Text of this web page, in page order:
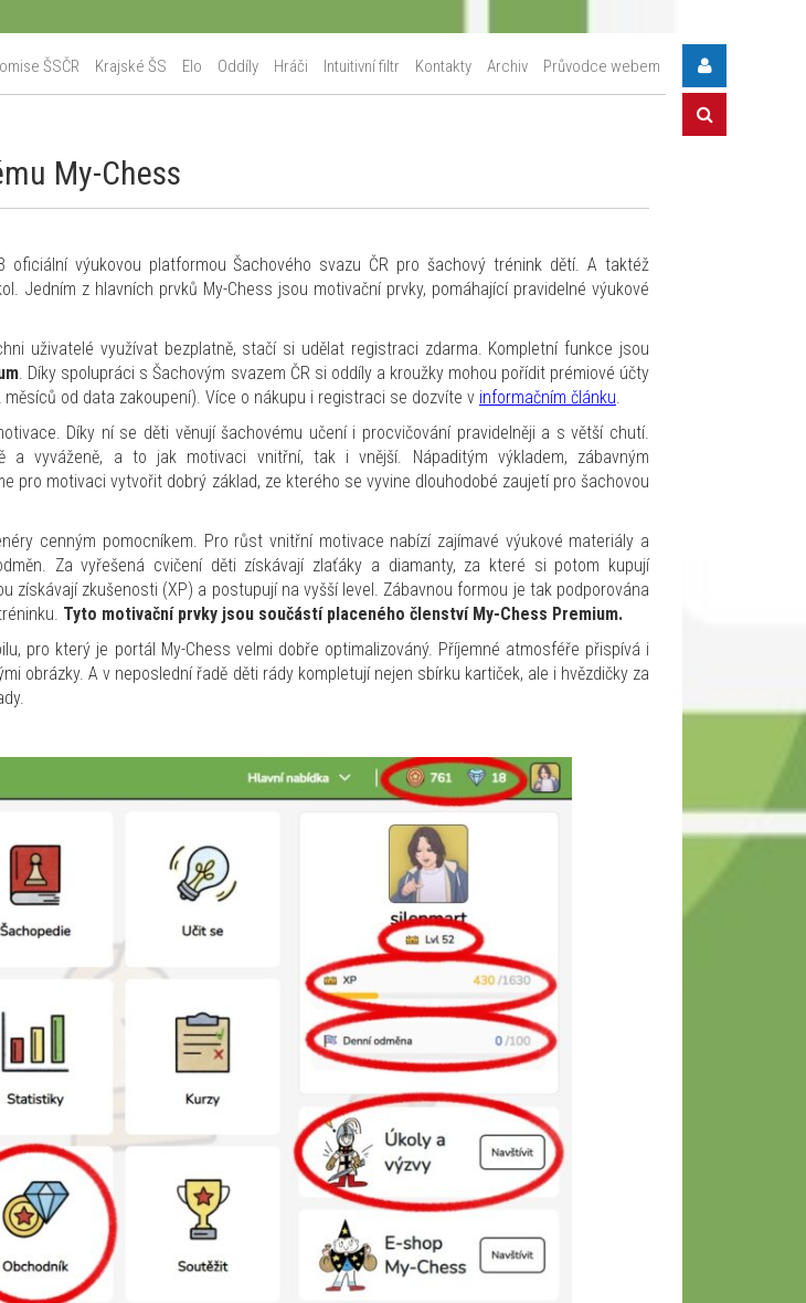
ŠSČR Krajské ŠS Elo Oddíly Hráči Intuitivní filtr Kontakty Archiv Průvodce webem
My-Chess
oficiální výukovou platformou Šachového svazu ČR pro šachový trénink dětí. A taktéž
Jedním z hlavních prvků My-Chess jsou motivační prvky, pomáhající pravidelné výukové
uživatelé využívat bezplatně, stačí si udělat registraci zdarma. Kompletní funkce jsou
. Díky spolupráci s Šachovým svazem ČR si oddíly a kroužky mohou pořídit prémiové účty
od data zakoupení). Více o nákupu i registraci se dozvíte v informačním článku.
Díky ní se děti věnují šachovému učení i procvičování pravidelněji a s větší chutí.
a vyváženě, a to jak motivaci vnitřní, tak i vnější. Nápaditým výkladem, zábavným
pro motivaci vytvořit dobrý základ, ze kterého se vyvine dlouhodobé zaujetí pro šachovou
cenným pomocníkem. Pro růst vnitřní motivace nabízí zajímavé výukové materiály a
Za vyřešená cvičení děti získávají zlaťáky a diamanty, za které si potom kupují
získávají zkušenosti (XP) a postupují na vyšší level. Zábavnou formou je tak podporována
Tyto motivační prvky jsou součástí placeného členství My-Chess Premium.
pro který je portál My-Chess velmi dobře optimalizováný. Příjemné atmosféře přispívá i
obrázky. A v neposlední řadě děti rády kompletují nejen sbírku kartiček, ale i hvězdičky za